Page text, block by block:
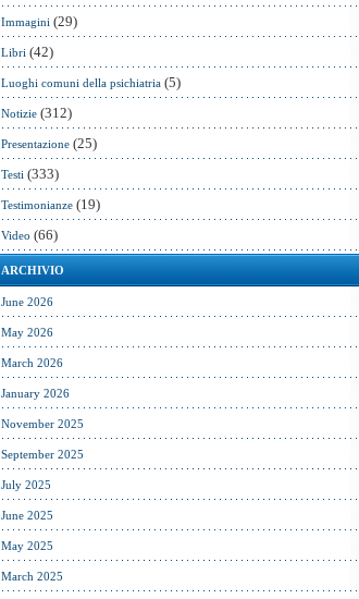
Immagini (29)
Libri (42)
Luoghi comuni della psichiatria (5)
Notizie (312)
Presentazione (25)
Testi (333)
Testimonianze (19)
Video (66)
ARCHIVIO
June 2026
May 2026
March 2026
January 2026
November 2025
September 2025
July 2025
June 2025
May 2025
March 2025